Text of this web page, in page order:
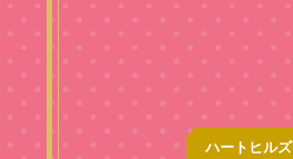
ハートヒルズ